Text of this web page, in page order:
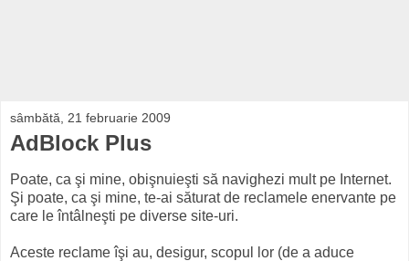
sâmbătă, 21 februarie 2009
AdBlock Plus
Poate, ca şi mine, obişnuieşti să navighezi mult pe Internet.
Şi poate, ca şi mine, te-ai săturat de reclamele enervante pe
care le întâlneşti pe diverse site-uri.
Aceste reclame îşi au, desigur, scopul lor (de a aduce